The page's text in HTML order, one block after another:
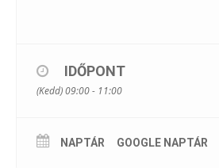
IDŐPONT
(Kedd) 09:00 - 11:00
NAPTÁR GOOGLE NAPTÁR